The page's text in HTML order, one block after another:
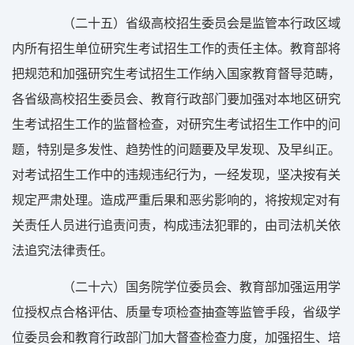
（二十五）省级高校招生委员会是监管本行政区域
内所有招生单位研究生考试招生工作的责任主体。教育部将
把规范和加强研究生考试招生工作纳入国家教育督导范畴，
各省级高校招生委员会、教育行政部门要加强对本地区研究
生考试招生工作的监督检查，对研究生考试招生工作中的问
题，特别是多发性、趋势性的问题要及早发现、及早纠正。
对考试招生工作中的违规违纪行为，一经发现，坚决按有关
规定严肃处理。造成严重后果和恶劣影响的，将按规定对有
关责任人员进行追责问责，构成违法犯罪的，由司法机关依
法追究法律责任。
（二十六）国务院学位委员会、教育部加强运用学
位授权点合格评估、质量专项检查抽查等监管手段，省级学
位委员会和教育行政部门加大督查检查力度，加强招生、培